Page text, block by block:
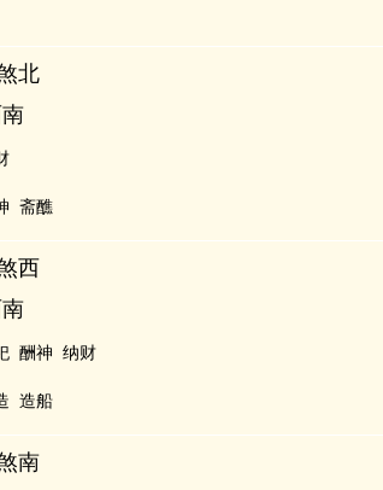
北
斋醮
西
酬神 纳财
造船
南